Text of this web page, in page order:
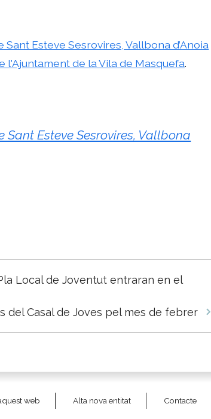
Esteve Sesrovires, Vallbona d’Anoia
l'Ajuntament de la Vila de Masquefa.
Esteve Sesrovires, Vallbona
Local de Joventut entraran en el
del Casal de Joves pel mes de febrer
web Alta nova entitat Contacte